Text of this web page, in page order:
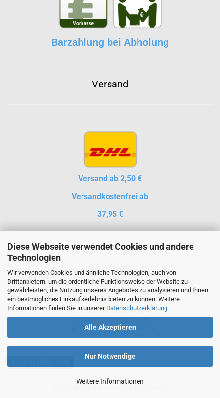
Diese Webseite verwendet Cookies und andere
Technologien
Wir verwenden Cookies und ähnliche Technologien, auch von
Drittanbietern, um die ordentliche Funktionsweise der Website zu
gewährleisten, die Nutzung unseres Angebotes zu analysieren und Ihnen
ein bestmögliches Einkaufserlebnis bieten zu können. Weitere
Informationen finden Sie in unserer Datenschutzerklärung.
Alle Akzeptieren
Nur Notwendige
Weitere Informationen
Barzahlung bei Abholung
Versand
Versand ab 2,50 €
Versandkostenfrei ab
37,95 €
Über uns
Seit über 15 Jahren auf Märkten
Familienunternehmen
Top Qualität zu fairen Preisen
Über 230 verschiedene Gewürze